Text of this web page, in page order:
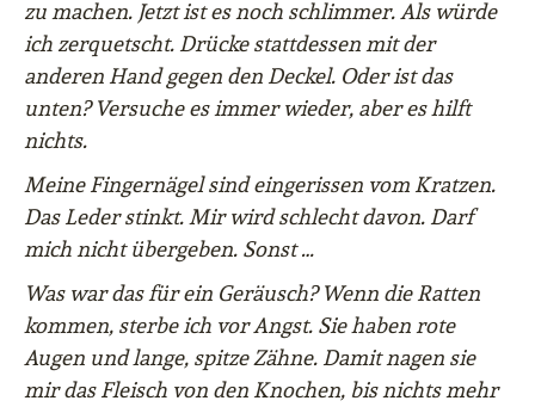
zu machen. Jetzt ist es noch schlimmer. Als würde
ich zerquetscht. Drücke stattdessen mit der
anderen Hand gegen den Deckel. Oder ist das
unten? Versuche es immer wieder, aber es hilft
nichts.
Meine Fingernägel sind eingerissen vom Kratzen.
Das Leder stinkt. Mir wird schlecht davon. Darf
mich nicht übergeben. Sonst …
Was war das für ein Geräusch? Wenn die Ratten
kommen, sterbe ich vor Angst. Sie haben rote
Augen und lange, spitze Zähne. Damit nagen sie
mir das Fleisch von den Knochen, bis nichts mehr